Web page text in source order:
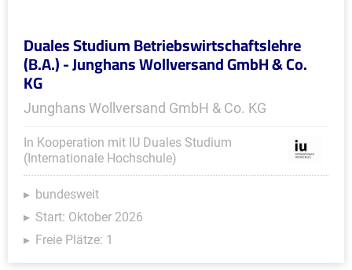
Duales Studium Betriebswirtschaftslehre
(B.A.) - Junghans Wollversand GmbH & Co.
KG
Junghans Wollversand GmbH & Co. KG
In Kooperation mit IU Duales Studium
(Internationale Hochschule)
bundesweit
Start: Oktober 2026
Freie Plätze: 1